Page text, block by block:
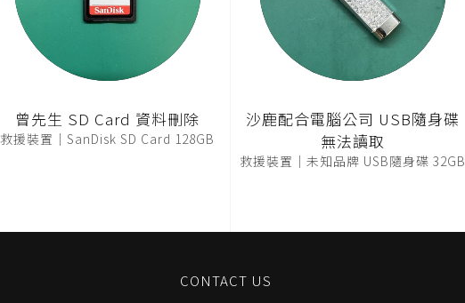
曾先生 SD Card 資料刪除
救援裝置｜SanDisk SD Card 128GB
沙鹿配合電腦公司 USB隨身碟
無法讀取
救援裝置｜未知品牌 USB隨身碟 32GB
CONTACT US